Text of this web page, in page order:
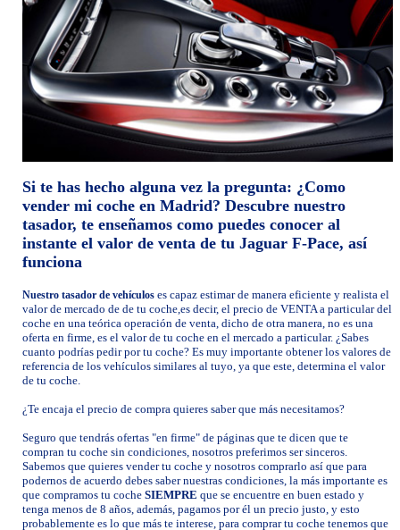
Si te has hecho alguna vez la pregunta: ¿Como
vender mi coche en Madrid? Descubre nuestro
tasador, te enseñamos como puedes conocer al
instante el valor de venta de tu Jaguar F-Pace, así
funciona
Nuestro tasador de vehículoses capaz estimar de manera eficiente y realista el
valor de mercado de de tu coche,es decir, el precio de VENTA a particular del
coche en una teórica operación de venta, dicho de otra manera, no es una
oferta en firme, es el valor de tu coche en el mercado a particular. ¿Sabes
cuanto podrías pedir por tu coche? Es muy importante obtener los valores de
referencia de los vehículos similares al tuyo, ya que este, determina el valor
de tu coche.
¿Te encaja el precio de compra quieres saber que más necesitamos?
Seguro que tendrás ofertas "en firme" de páginas que te dicen que te
compran tu coche sin condiciones, nosotros preferimos ser sinceros.
Sabemos que quieres vender tu coche y nosotros comprarlo así que para
podernos de acuerdo debes saber nuestras condiciones, la más importante es
que compramos tu cocheSIEMPRE que se encuentre en buen estado y
tenga menos de 8 años, además, pagamos por él un precio justo, y esto
probablemente es lo que más te interese, para comprar tu coche tenemos que